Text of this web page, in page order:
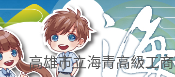
高雄市立海青高級工